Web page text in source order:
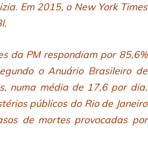
Em 2015, o New York Times
da PM respondiam por 85,6%
o Anuário Brasileiro de
numa média de 17,6 por dia.
públicos do Rio de Janeiro
de mortes provocadas por